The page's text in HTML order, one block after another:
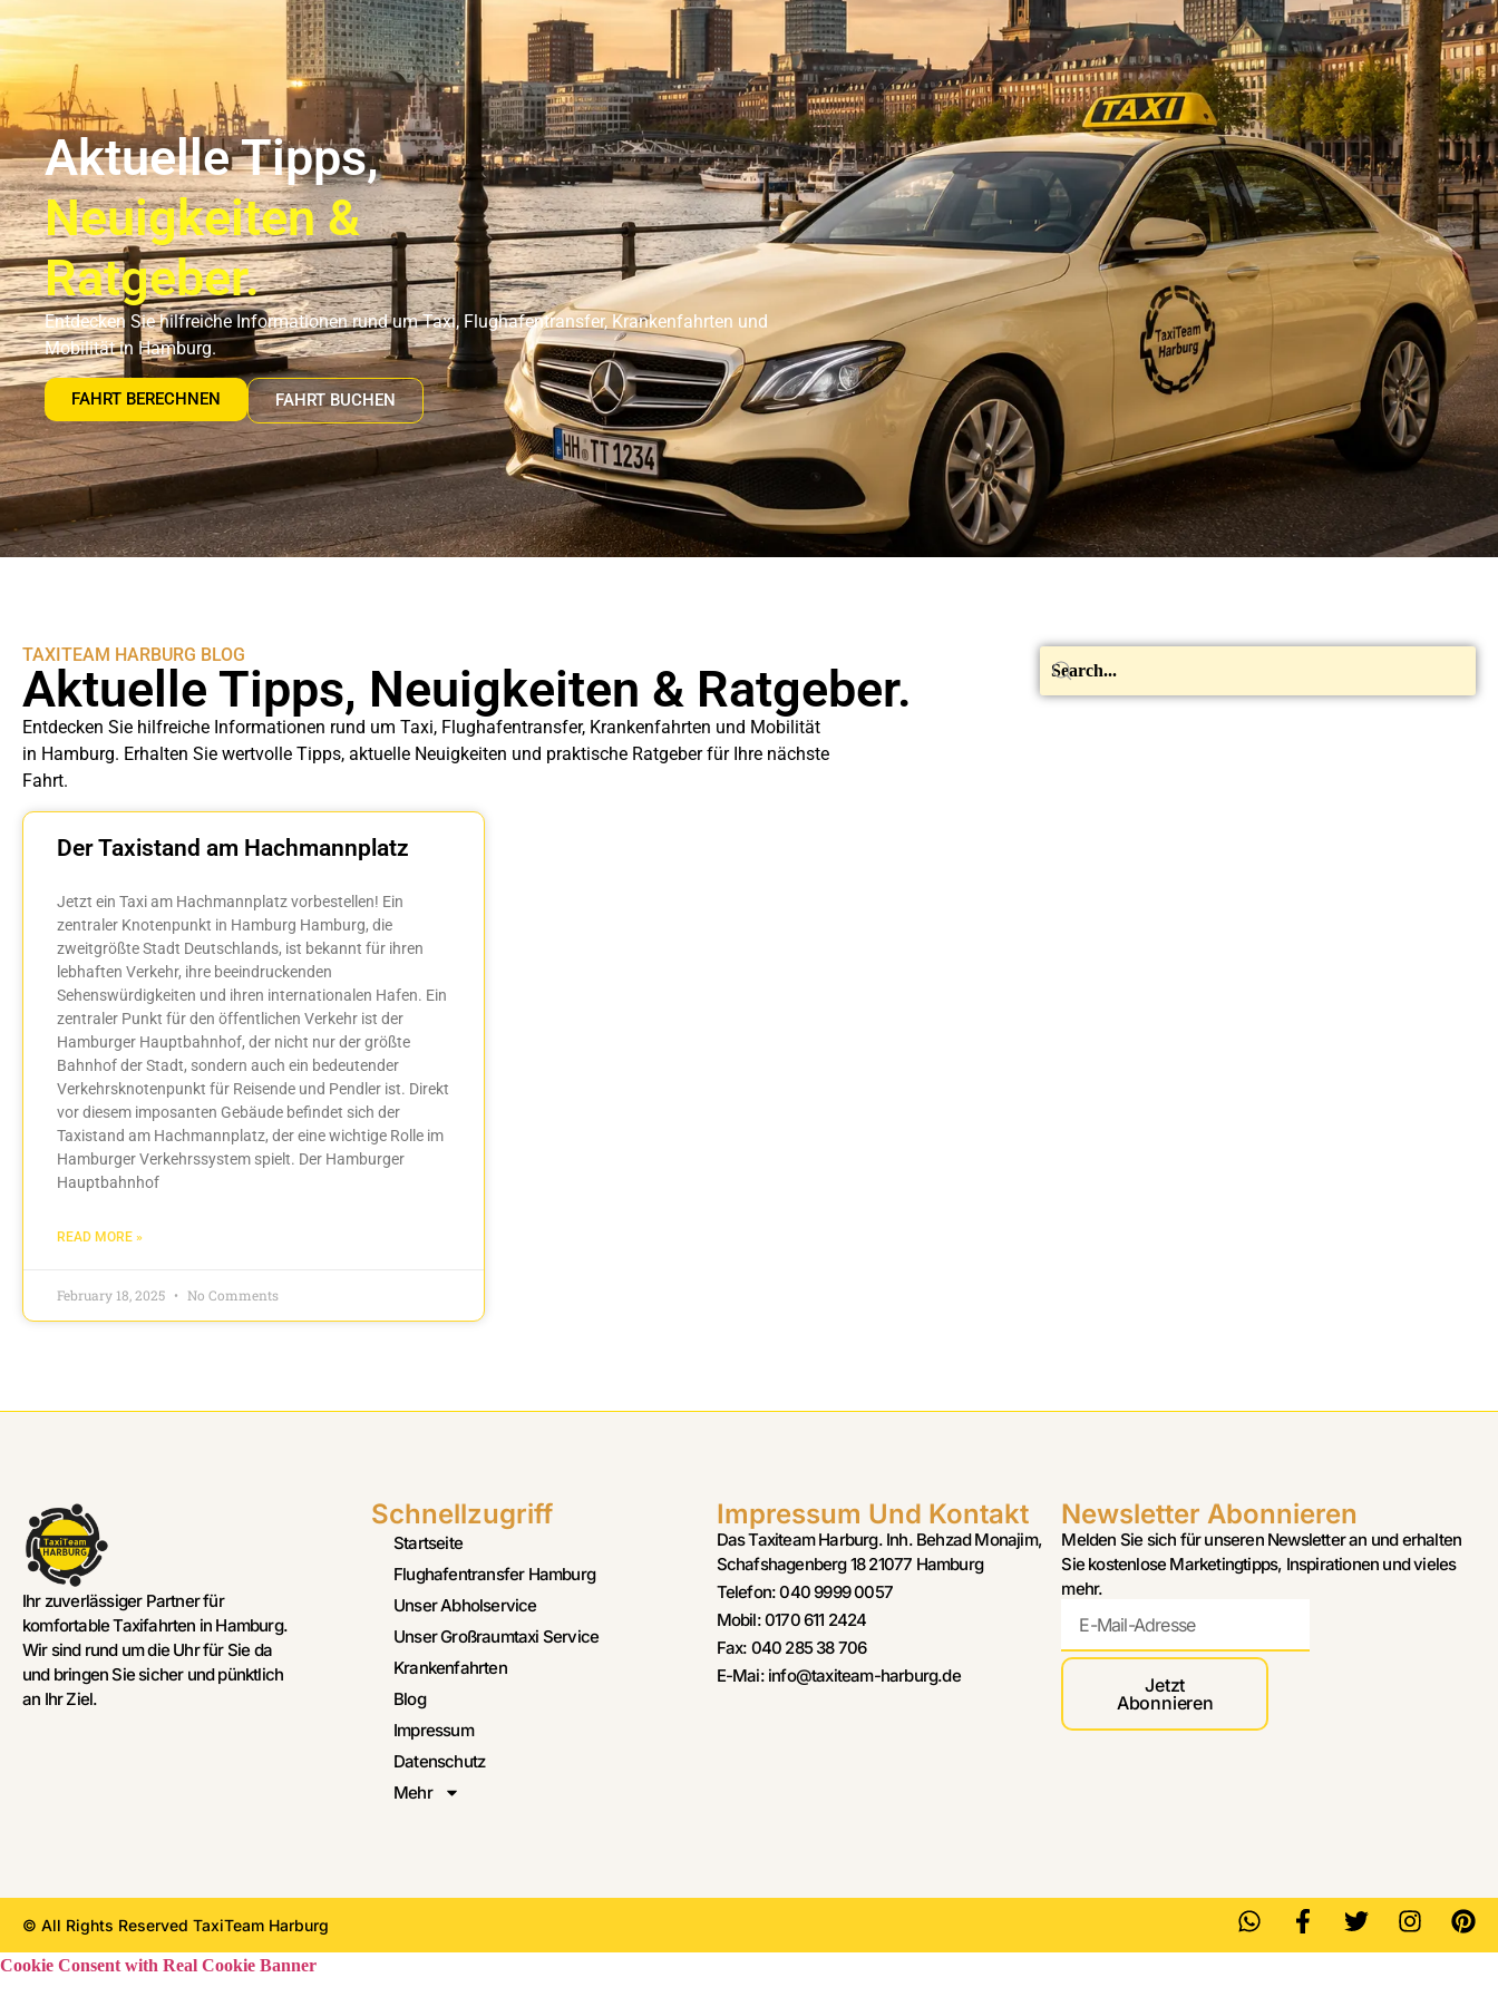
Flughafentransfer Hamburg Unser Abholservice Unser Großraumtaxi Service Krankenfahrten
Blog
Impressum
Mehr
Fahrt
buchen
DE
Aktuelle Tipps,
Neuigkeiten &
Ratgeber.
Entdecken Sie hilfreiche Informationen rund um Taxi, Flughafentransfer, Krankenfahrten und
Mobilität in Hamburg.
FAHRT BERECHNEN FAHRT BUCHEN
TAXITEAM HARBURG BLOG
Aktuelle Tipps, Neuigkeiten & Ratgeber.
Entdecken Sie hilfreiche Informationen rund um Taxi, Flughafentransfer, Krankenfahrten und Mobilität
in Hamburg. Erhalten Sie wertvolle Tipps, aktuelle Neuigkeiten und praktische Ratgeber für Ihre nächste
Fahrt.
Der Taxistand am Hachmannplatz
Jetzt ein Taxi am Hachmannplatz vorbestellen! Ein
zentraler Knotenpunkt in Hamburg Hamburg, die
zweitgrößte Stadt Deutschlands, ist bekannt für ihren
lebhaften Verkehr, ihre beeindruckenden
Sehenswürdigkeiten und ihren internationalen Hafen. Ein
zentraler Punkt für den öffentlichen Verkehr ist der
Hamburger Hauptbahnhof, der nicht nur der größte
Bahnhof der Stadt, sondern auch ein bedeutender
Verkehrsknotenpunkt für Reisende und Pendler ist. Direkt
vor diesem imposanten Gebäude befindet sich der
Taxistand am Hachmannplatz, der eine wichtige Rolle im
Hamburger Verkehrssystem spielt. Der Hamburger
Hauptbahnhof
READ MORE »
February 18, 2025 No Comments
Ihr zuverlässiger Partner für
komfortable Taxifahrten in Hamburg.
Wir sind rund um die Uhr für Sie da
und bringen Sie sicher und pünktlich
an Ihr Ziel.
Schnellzugriff
Startseite
Flughafentransfer Hamburg
Unser Abholservice
Unser Großraumtaxi Service
Krankenfahrten
Blog
Impressum
Datenschutz
Mehr
Impressum Und Kontakt
Das Taxiteam Harburg. Inh. Behzad Monajim,
Schafshagenberg 18 21077 Hamburg
Telefon: 040 9999 0057
Mobil: 0170 611 2424
Fax: 040 285 38 706
E-Mai: info@taxiteam-harburg.de
Newsletter Abonnieren
Melden Sie sich für unseren Newsletter an und erhalten
Sie kostenlose Marketingtipps, Inspirationen und vieles
mehr.
Jetzt
Abonnieren
© All Rights Reserved TaxiTeam Harburg
Cookie Consent with Real Cookie Banner